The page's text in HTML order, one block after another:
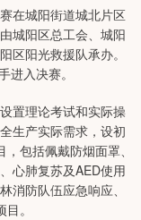
在城阳街道城北片区
城阳区总工会、城阳
区阳光救援队承办。
入决赛。
置理论考试和实际操
生产实际需求，设初
包括佩戴防烟面罩、
心肺复苏及AED使用
消防队伍应急响应、
。